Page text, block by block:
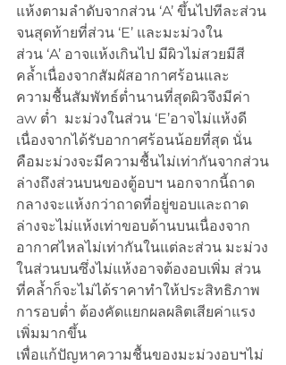
แห้งตามลำดับจากส่วน ‘A’ ขึ้นไปทีละส่วน
จนสุดท้ายที่ส่วน ‘E’ และมะม่วงใน
ส่วน ‘A’ อาจแห้งเกินไป มีผิวไม่สวยมีสี
คล้ำเนื่องจากสัมผัสอากาศร้อนและ
ความชื้นสัมพัทธ์ต่ำนานที่สุดผิวจึงมีค่า
aw ต่ำ  มะม่วงในส่วน ‘E’อาจไม่แห้งดี
เนื่องจากได้รับอากาศร้อนน้อยที่สุด นั่น
คือมะม่วงจะมีความชื้นไม่เท่ากันจากส่วน
ล่างถึงส่วนบนของตู้อบฯ นอกจากนี้ถาด
กลางจะแห้งกว่าถาดที่อยู่ขอบและถาด
ล่างจะไม่แห้งเท่าขอบด้านบนเนื่องจาก
อากาศไหลไม่เท่ากันในแต่ละส่วน มะม่วง
ในส่วนบนซึ่งไม่แห้งอาจต้องอบเพิ่ม ส่วน
ที่คล้ำก็จะไม่ได้ราคาทำให้ประสิทธิภาพ
การอบต่ำ ต้องคัดแยกผลผลิตเสียค่าแรง
เพิ่มมากขึ้น
เพื่อแก้ปัญหาความชื้นของมะม่วงอบฯไม่